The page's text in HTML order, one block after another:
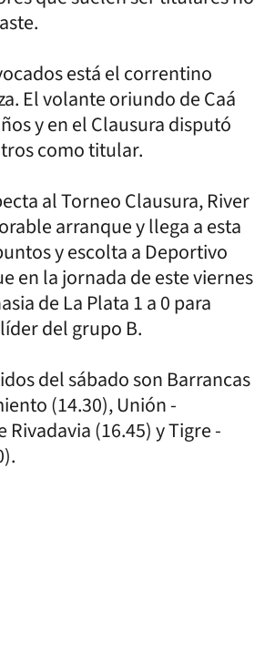
está el correntino
El volante oriundo de Caá
y en el Clausura disputó
como titular.
al Torneo Clausura, River
arranque y llega a esta
y escolta a Deportivo
en la jornada de este viernes
de La Plata 1 a 0 para
del grupo B.
del sábado son Barrancas
(14.30), Unión -
(16.45) y Tigre -